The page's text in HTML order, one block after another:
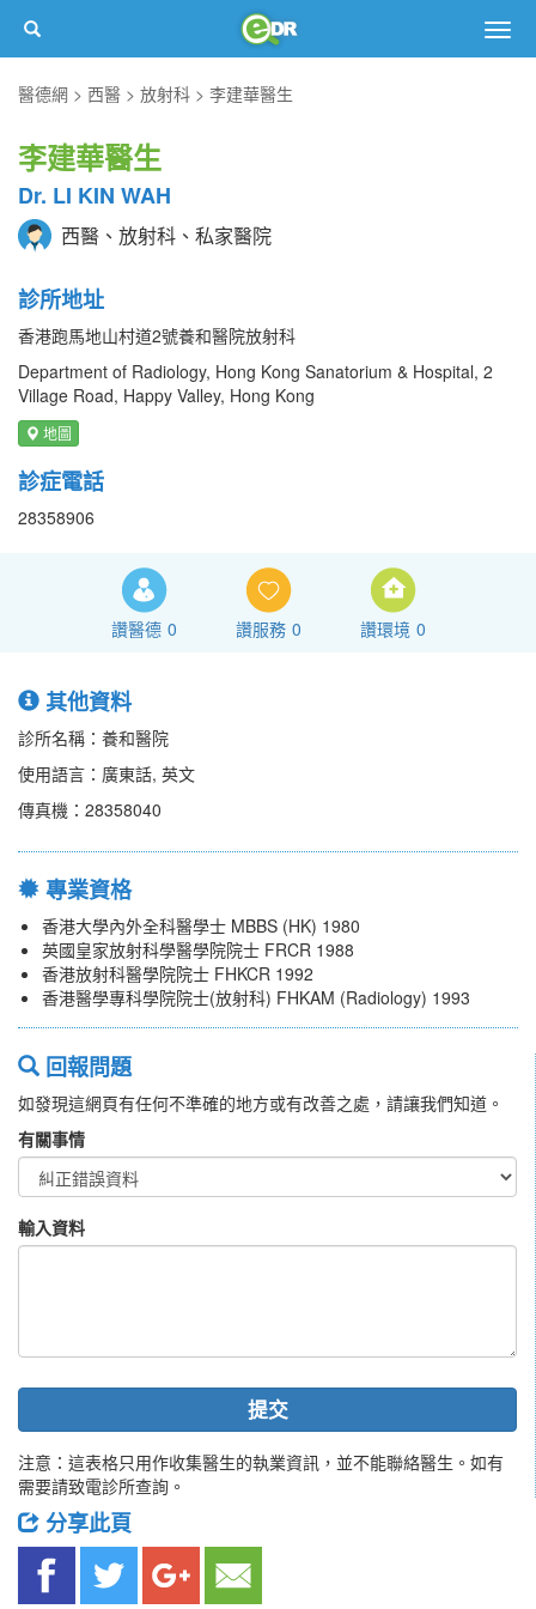
醫德網
西醫 放射科 李建華醫生
李建華醫生
Dr. LI KIN WAH
西醫、放射科、私家醫院
診所地址
香港跑馬地山村道2號養和醫院放射科
Department of Radiology, Hong Kong Sanatorium & Hospital, 2
Village Road, Happy Valley, Hong Kong
地圖
診症電話
28358906
讚醫德 0 讚服務 0 讚環境 0
其他資料
診所名稱：養和醫院
使用語言：廣東話, 英文
傳真機：28358040
專業資格
香港大學內外全科醫學士 MBBS (HK) 1980
英國皇家放射科學醫學院院士 FRCR 1988
香港放射科醫學院院士 FHKCR 1992
香港醫學專科學院院士(放射科) FHKAM (Radiology) 1993
回報問題
如發現這網頁有任何不準確的地方或有改善之處，請讓我們知道。
有關事情
輸入資料
提交
注意：這表格只用作收集醫生的執業資訊，並不能聯絡醫生。如有
需要請致電診所查詢。
分享此頁